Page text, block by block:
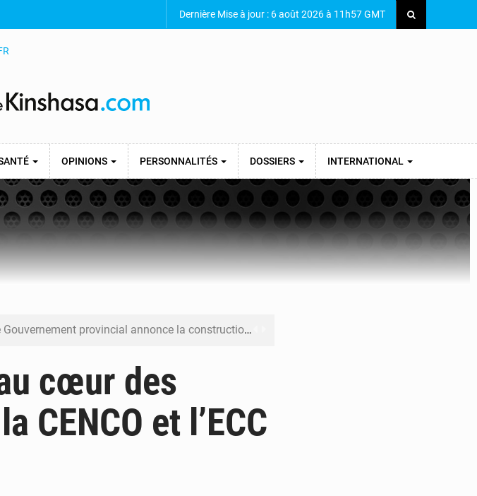
Dernière Mise à jour : 6 août 2026 à 11h57 GMT
OPINIONS PERSONNALITÉS DOSSIERS INTERNATIONAL
provincial annonce la construction imminente du boulevard Étienne Tshisekedi
son dispositif après l’interception d’un bateau suspect
du détournement de 325 millions de dollars reporté à la mi-août
cœur des
CENCO et l’ECC